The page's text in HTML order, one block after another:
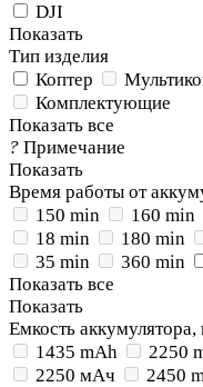
DJI
Показать
Тип изделия
Коптер
Комплектующие
Показать все
? Примечание
Показать
Время работы от
150 min
160 min
18 min
180 min
35 min
360 min
Показать все
Показать
Емкость аккумулятора,
1435 mAh
2250
2250 мАч
2450